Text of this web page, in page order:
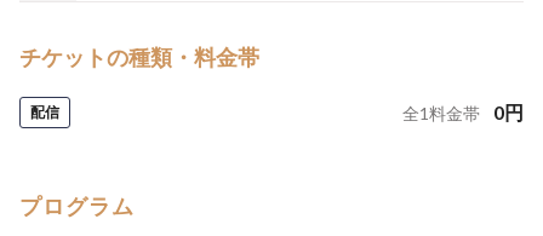
チケットの種類・料金帯
配信 全1料金帯 0円
プログラム